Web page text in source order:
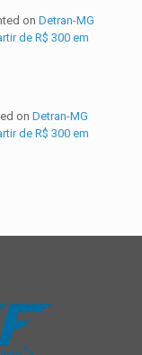
on Detran-MG
de R$ 300 em
on Detran-MG
de R$ 300 em